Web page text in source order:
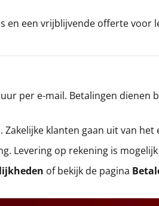
en een vrijblijvende offerte voor
per e-mail. Betalingen
klanten gaan uit van het
Levering op rekening is
of bekijk de pagina